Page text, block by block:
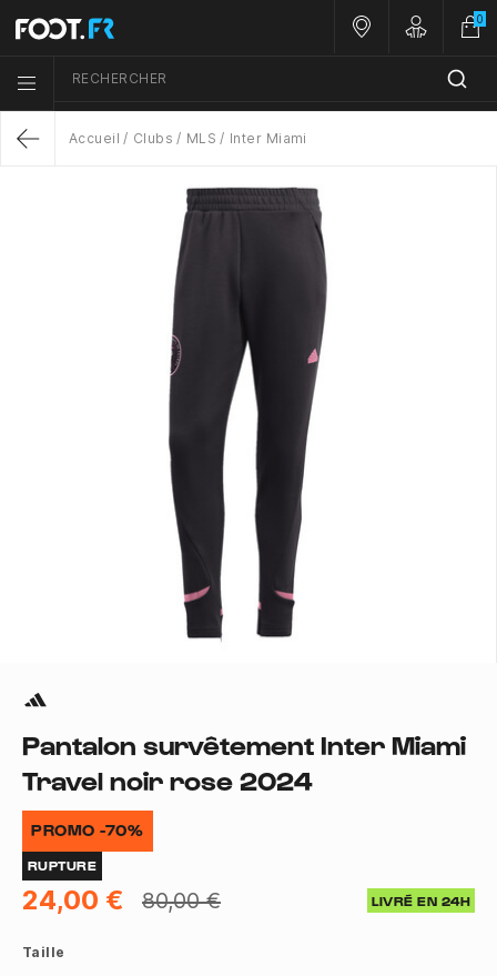
Menu list icon
RECHERCHER
Nos magasins
Customer
0
Accueil Clubs MLS Inter Miami
Pantalon survêtement Inter Miami
Travel noir rose 2024
PROMO -70%
RUPTURE
24,00 € 80,00 € LIVRÉ EN 24H
Taille